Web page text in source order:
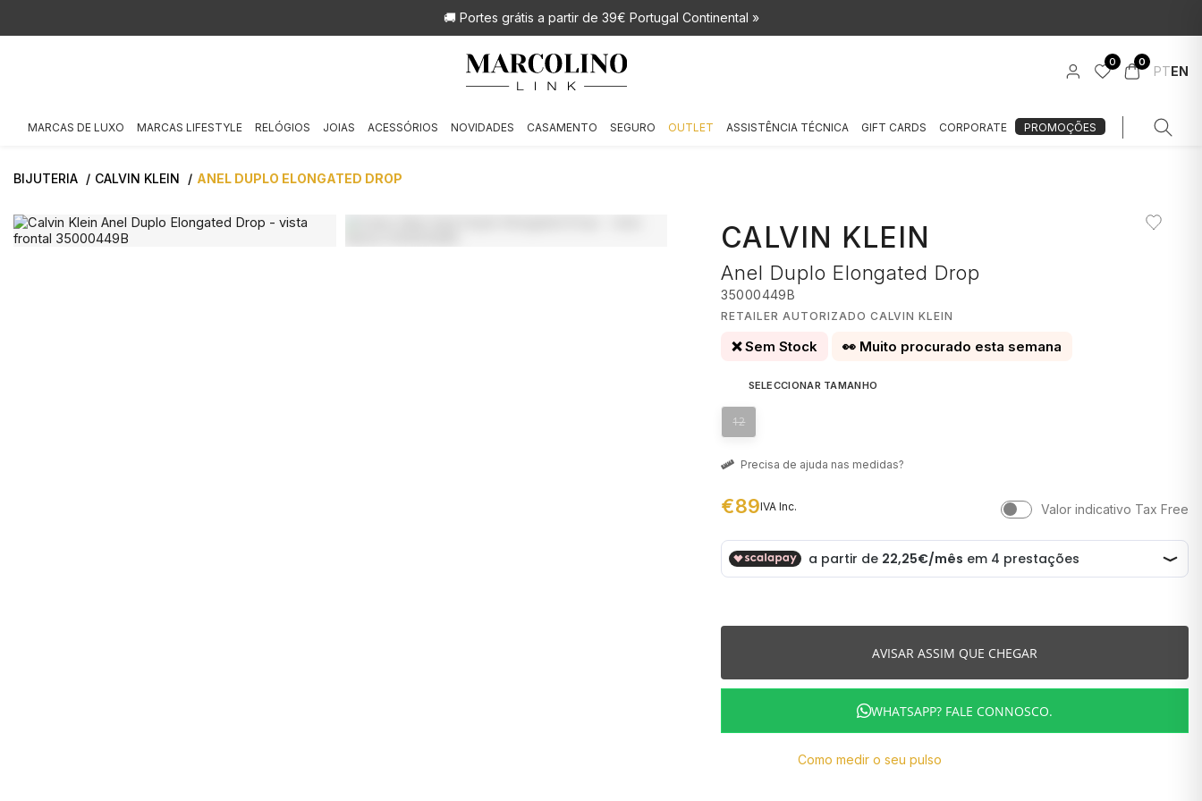
🚚 Portes grátis a partir de 39€ Portugal Continental »
0 0
EN
PT
MARCAS DE LUXO MARCAS LIFESTYLE RELÓGIOS JOIAS ACESSÓRIOS NOVIDADES CASAMENTO SEGURO OUTLET ASSISTÊNCIA TÉCNICA GIFT CARDS CORPORATE PROMOÇÕES
BIJUTERIA CALVIN KLEIN ANEL DUPLO ELONGATED DROP
CALVIN KLEIN
Anel Duplo Elongated Drop
35000449B
RETAILER AUTORIZADO CALVIN KLEIN
❌ Sem Stock 👀 Muito procurado esta semana
SELECCIONAR TAMANHO
12
Precisa de ajuda nas medidas?
€89IVA Inc. Valor indicativo Tax Free
AVISAR ASSIM QUE CHEGAR
WHATSAPP? FALE CONNOSCO.
Como medir o seu pulso